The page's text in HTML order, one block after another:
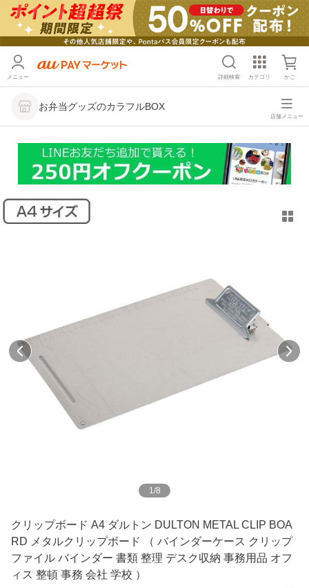
メニュー 詳細検索 カテゴリ かご
お弁当グッズのカラフルBOX
店舗メニュー
1 /8
クリップボード A4 ダルトン DULTON METAL CLIP BOA
RD メタルクリップボード （ バインダーケース クリップ
ファイル バインダー 書類 整理 デスク収納 事務用品 オフ
ィス 整頓 事務 会社 学校 ）